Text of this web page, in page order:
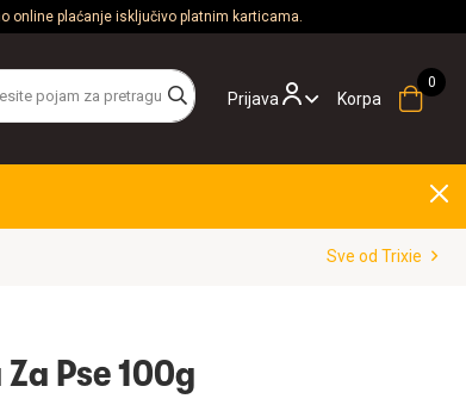
online plaćanje isključivo platnim karticama.
Prijava Korpa
Sve od Trixie
Pse 100g